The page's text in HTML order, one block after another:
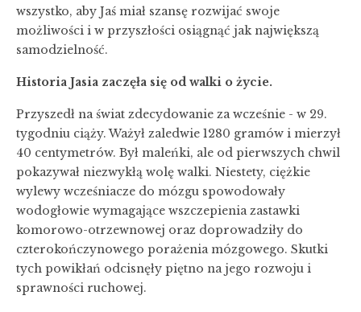
wszystko, aby Jaś miał szansę rozwijać swoje
możliwości i w przyszłości osiągnąć jak największą
samodzielność.
Historia Jasia zaczęła się od walki o życie.
Przyszedł na świat zdecydowanie za wcześnie - w 29.
tygodniu ciąży. Ważył zaledwie 1280 gramów i mierzył
40 centymetrów. Był maleńki, ale od pierwszych chwil
pokazywał niezwykłą wolę walki. Niestety, ciężkie
wylewy wcześniacze do mózgu spowodowały
wodogłowie wymagające wszczepienia zastawki
komorowo-otrzewnowej oraz doprowadziły do
czterokończynowego porażenia mózgowego. Skutki
tych powikłań odcisnęły piętno na jego rozwoju i
sprawności ruchowej.